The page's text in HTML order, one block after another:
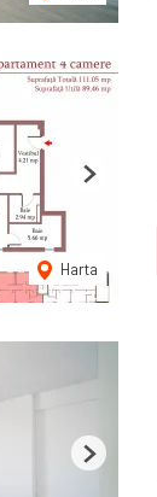
Harta
Next
Next